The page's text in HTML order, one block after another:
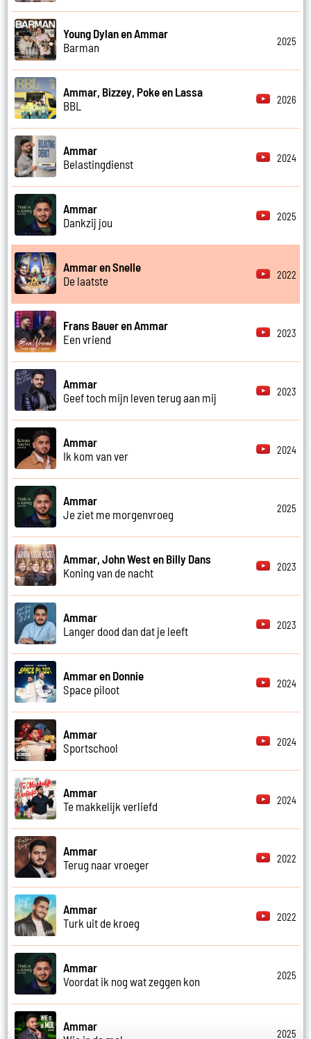
Young Dylan en Ammar
Barman
2025
Ammar, Bizzey, Poke en Lassa
BBL
2026
Ammar
Belastingdienst
2024
Ammar
Dankzij jou
2025
Ammar en Snelle
De laatste
2022
Frans Bauer en Ammar
Een vriend
2023
Ammar
Geef toch mijn leven terug aan mij
2023
Ammar
Ik kom van ver
2024
Ammar
Je ziet me morgenvroeg
2025
Ammar, John West en Billy Dans
Koning van de nacht
2023
Ammar
Langer dood dan dat je leeft
2023
Ammar en Donnie
Space piloot
2024
Ammar
Sportschool
2024
Ammar
Te makkelijk verliefd
2024
Ammar
Terug naar vroeger
2022
Ammar
Turk uit de kroeg
2022
Ammar
Voordat ik nog wat zeggen kon
2025
Ammar
2025